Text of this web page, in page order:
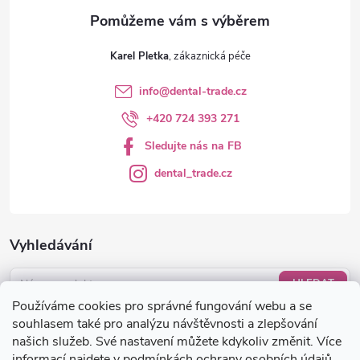
Používáme cookies pro správné fungování webu a se
souhlasem také pro analýzu návštěvnosti a zlepšování
našich služeb. Své nastavení můžete kdykoliv změnit. Více
Vyhledávání
HLEDAT
Nákupní košík
Karel Pletka
info@dental-trade.cz
+420 724 393 271
Sledujte nás na FB
dental_trade.cz